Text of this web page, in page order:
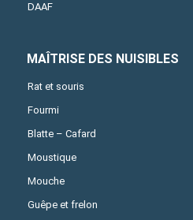
DAAF
MAÎTRISE DES NUISIBLES
Rat et souris
Fourmi
Blatte – Cafard
Moustique
Mouche
Guêpe et frelon